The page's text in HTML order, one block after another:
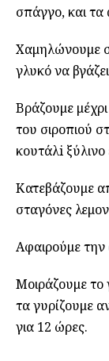
σπάγγο, και
Χαμηλώνουμε
γλυκό να
Βράζουμε
του σιροπιού
κουτάλi ξύλινο
Κατεβάζουμε
σταγόνες
Αφαιρούμε την
Μοιράζουμε το
τα γυρίζουμε
για 12 ώρες.